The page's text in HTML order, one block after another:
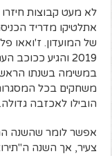
לא מעט קבוצות
אתלטיקו מדריד
של המועדון. ז'ואאו
2019 והגיע
משחקים בכל
הובילו לאכזבה גדולה.
אפשר לומר שהשנה
צעיר, אך השנה